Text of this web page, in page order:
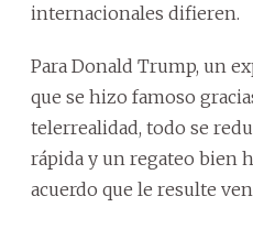
internacionales difieren.
Para Donald Trump, un
que se hizo famoso
telerrealidad, todo se
rápida y un regateo bien
acuerdo que le resulte